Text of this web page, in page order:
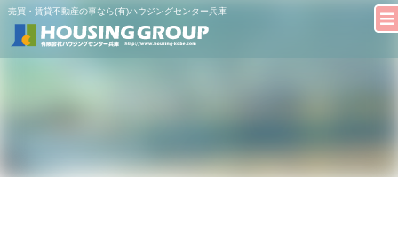
売買・賃貸不動産の事なら(有)ハウジングセンター兵庫